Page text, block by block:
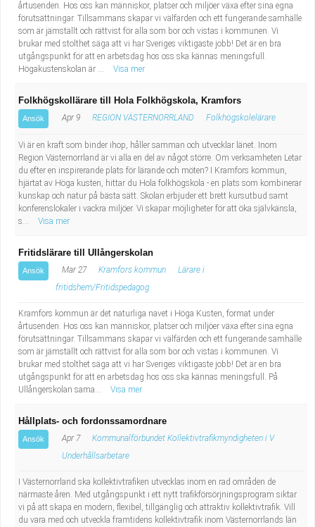
årtusenden. Hos oss kan människor, platser och miljöer växa efter sina egna
förutsättningar. Tillsammans skapar vi välfärden och ett fungerande samhälle
som är jämställt och rättvist för alla som bor och vistas i kommunen. Vi
brukar med stolthet säga att vi har Sveriges viktigaste jobb! Det är en bra
utgångspunkt för att en arbetsdag hos oss ska kännas meningsfull.
Högakustenskolan är ...
Visa mer
Folkhögskollärare till Hola Folkhögskola, Kramfors
Ansök Apr 9 REGION VÄSTERNORRLAND Folkhögskolelärare
Vi är en kraft som binder ihop, håller samman och utvecklar länet. Inom
Region Västernorrland är vi alla en del av något större. Om verksamheten Letar
du efter en inspirerande plats för lärande och möten? I Kramfors kommun,
hjärtat av Höga kusten, hittar du Hola folkhögskola - en plats som kombinerar
kunskap och natur på bästa sätt. Skolan erbjuder ett brett kursutbud samt
konferenslokaler i vackra miljöer. Vi skapar möjligheter för att öka självkänsla,
s...
Visa mer
Fritidslärare till Ullångerskolan
Ansök Mar 27 Kramfors kommun
Lärare i
fritidshem/Fritidspedagog
Kramfors kommun är det naturliga navet i Höga Kusten, format under
årtusenden. Hos oss kan människor, platser och miljöer växa efter sina egna
förutsättningar. Tillsammans skapar vi välfärden och ett fungerande samhälle
som är jämställt och rättvist för alla som bor och vistas i kommunen. Vi
brukar med stolthet säga att vi har Sveriges viktigaste jobb! Det är en bra
utgångspunkt för att en arbetsdag hos oss ska kännas meningsfull. På
Ullångerskolan sama...
Visa mer
Hållplats- och fordonssamordnare
Ansök Apr 7
Kommunalförbundet Kollektivtrafikmyndigheten i V
Underhållsarbetare
I Västernorrland ska kollektivtrafiken utvecklas inom en rad områden de
närmaste åren. Med utgångspunkt i ett nytt trafikförsörjningsprogram siktar
vi på att skapa en modern, flexibel, tillgänglig och attraktiv kollektivtrafik. Vill
du vara med och utveckla framtidens kollektivtrafik inom Västernorrlands län